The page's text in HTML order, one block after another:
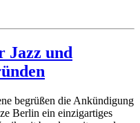
Jazz und
begrüßen die Ankündigung
Berlin ein einzigartiges